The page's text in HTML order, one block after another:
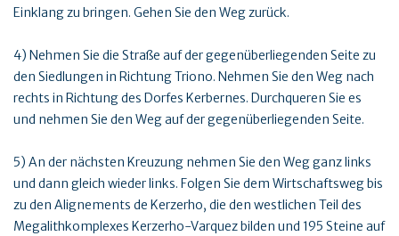
Einklang zu bringen. Gehen Sie den Weg zurück.
4) Nehmen Sie die Straße auf der gegenüberliegenden Seite zu
den Siedlungen in Richtung Triono. Nehmen Sie den Weg nach
rechts in Richtung des Dorfes Kerbernes. Durchqueren Sie es
und nehmen Sie den Weg auf der gegenüberliegenden Seite.
5) An der nächsten Kreuzung nehmen Sie den Weg ganz links
und dann gleich wieder links. Folgen Sie dem Wirtschaftsweg bis
zu den Alignements de Kerzerho, die den westlichen Teil des
Megalithkomplexes Kerzerho-Varquez bilden und 195 Steine auf